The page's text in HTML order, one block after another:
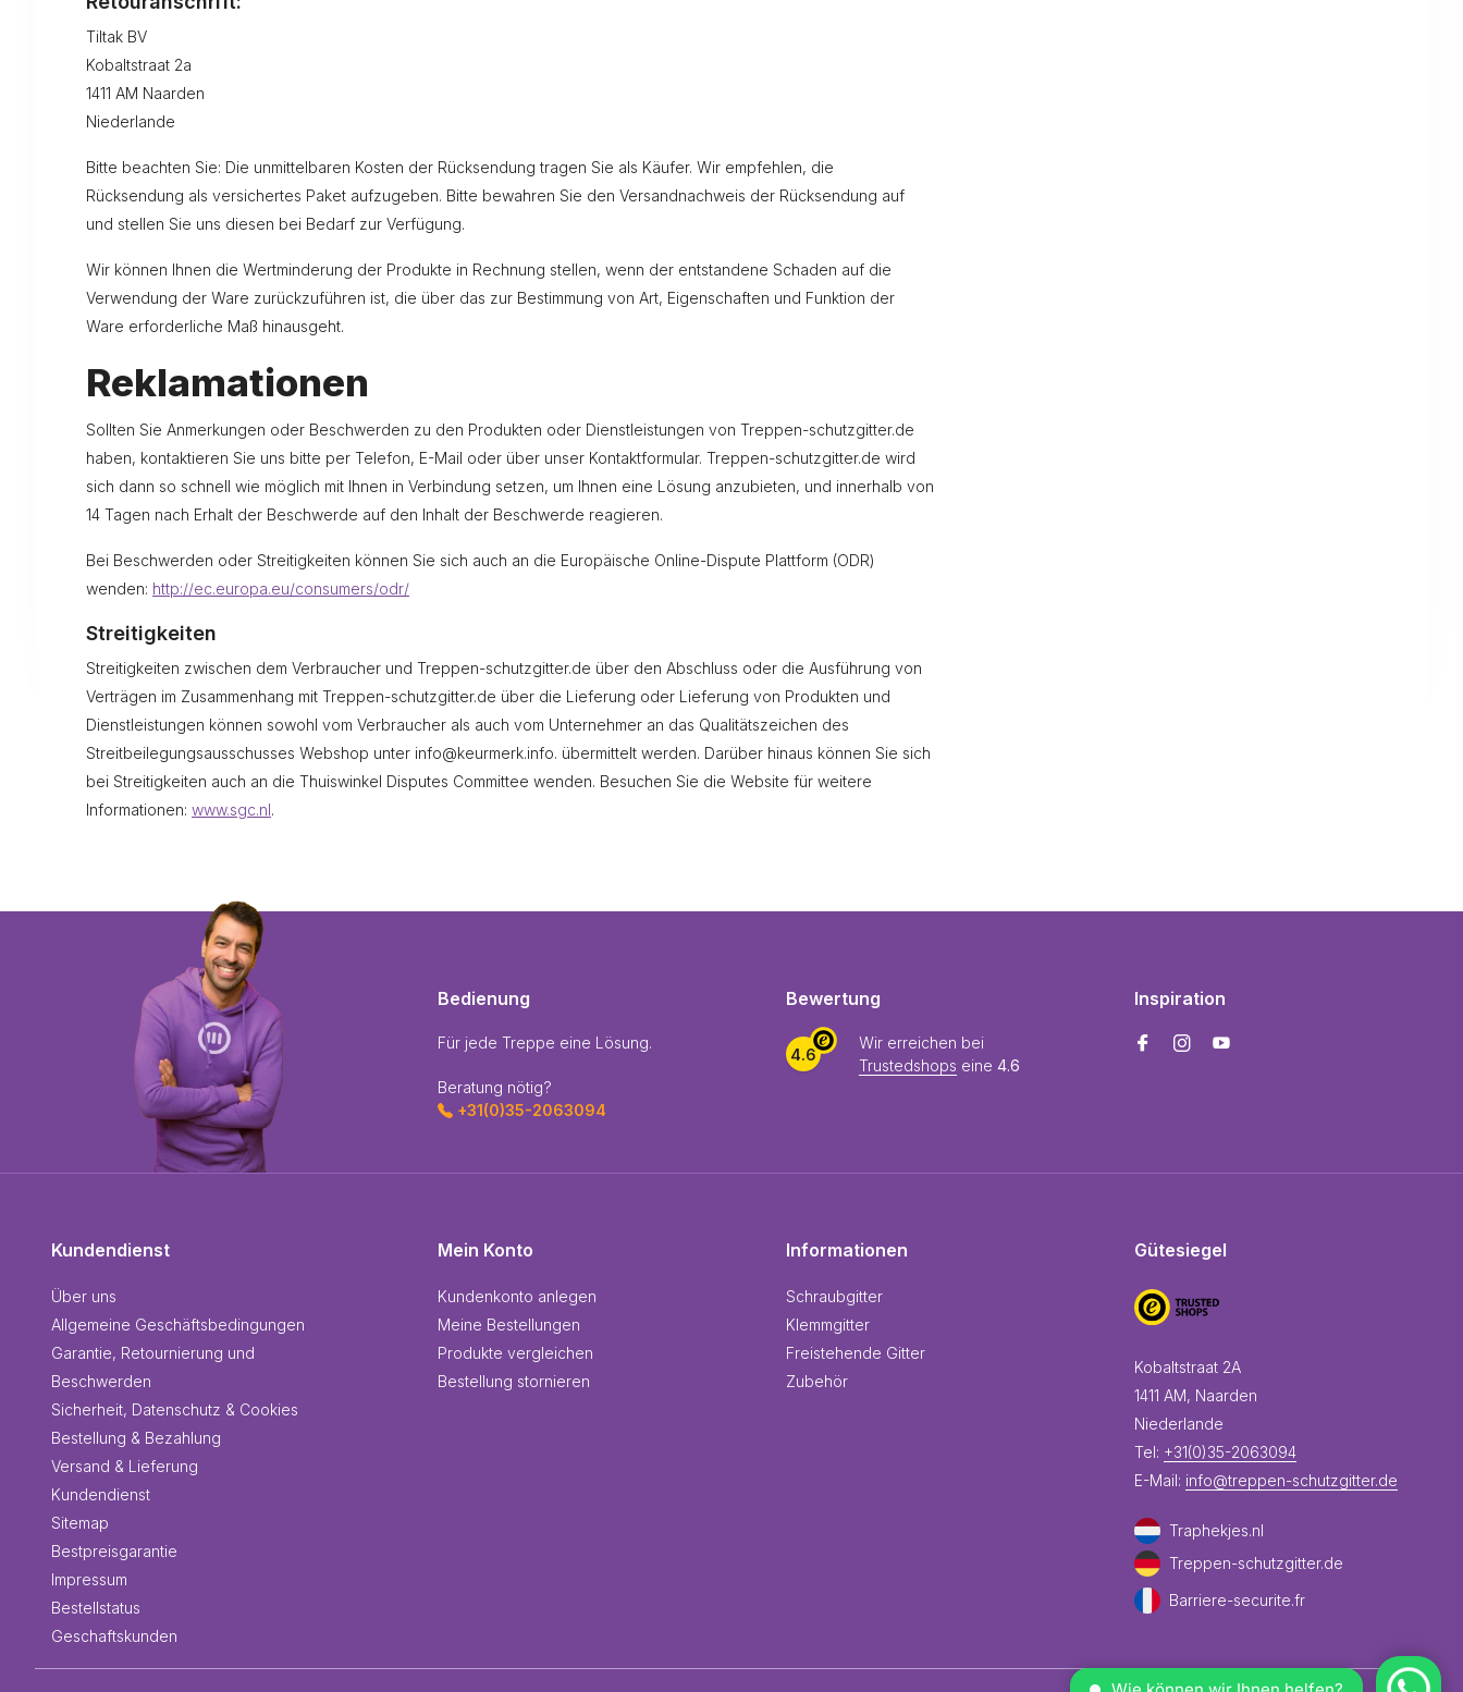
Tiltak BV
Kobaltstraat 2a
1411 AM Naarden
Niederlande
Bitte beachten Sie: Die unmittelbaren Kosten der Rücksendung tragen Sie als Käufer. Wir empfehlen, die
Rücksendung als versichertes Paket aufzugeben. Bitte bewahren Sie den Versandnachweis der Rücksendung auf
und stellen Sie uns diesen bei Bedarf zur Verfügung.
Wir können Ihnen die Wertminderung der Produkte in Rechnung stellen, wenn der entstandene Schaden auf die
Verwendung der Ware zurückzuführen ist, die über das zur Bestimmung von Art, Eigenschaften und Funktion der
Ware erforderliche Maß hinausgeht.
Reklamationen
Sollten Sie Anmerkungen oder Beschwerden zu den Produkten oder Dienstleistungen von Treppen-schutzgitter.de
haben, kontaktieren Sie uns bitte per Telefon, E-Mail oder über unser Kontaktformular. Treppen-schutzgitter.de wird
sich dann so schnell wie möglich mit Ihnen in Verbindung setzen, um Ihnen eine Lösung anzubieten, und innerhalb von
14 Tagen nach Erhalt der Beschwerde auf den Inhalt der Beschwerde reagieren.
Bei Beschwerden oder Streitigkeiten können Sie sich auch an die Europäische Online-Dispute Plattform (ODR)
wenden: http://ec.europa.eu/consumers/odr/
Streitigkeiten
Streitigkeiten zwischen dem Verbraucher und Treppen-schutzgitter.de über den Abschluss oder die Ausführung von
Verträgen im Zusammenhang mit Treppen-schutzgitter.de über die Lieferung oder Lieferung von Produkten und
Dienstleistungen können sowohl vom Verbraucher als auch vom Unternehmer an das Qualitätszeichen des
Streitbeilegungsausschusses Webshop unter info@keurmerk.info. übermittelt werden. Darüber hinaus können Sie sich
bei Streitigkeiten auch an die Thuiswinkel Disputes Committee wenden. Besuchen Sie die Website für weitere
Informationen: www.sgc.nl.
Bedienung
Für jede Treppe eine Lösung.
Beratung nötig?
+31(0)35-2063094
Bewertung
4.6
Wir erreichen bei
Trustedshops eine 4.6
Inspiration
Kundendienst
Über uns
Allgemeine Geschäftsbedingungen
Garantie, Retournierung und
Beschwerden
Sicherheit, Datenschutz & Cookies
Bestellung & Bezahlung
Versand & Lieferung
Kundendienst
Sitemap
Bestpreisgarantie
Impressum
Bestellstatus
Geschaftskunden
Mein Konto
Kundenkonto anlegen
Meine Bestellungen
Produkte vergleichen
Bestellung stornieren
Informationen
Schraubgitter
Klemmgitter
Freistehende Gitter
Zubehör
Gütesiegel
Kobaltstraat 2A
1411 AM, Naarden
Niederlande
Tel: +31(0)35-2063094
E-Mail: info@treppen-schutzgitter.de
Traphekjes.nl
Treppen-schutzgitter.de
Barriere-securite.fr